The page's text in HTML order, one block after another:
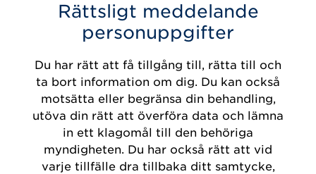
Rättsligt meddelande
personuppgifter
Du har rätt att få tillgång till, rätta till och
ta bort information om dig. Du kan också
motsätta eller begränsa din behandling,
utöva din rätt att överföra data och lämna
in ett klagomål till den behöriga
myndigheten. Du har också rätt att vid
varje tillfälle dra tillbaka ditt samtycke,